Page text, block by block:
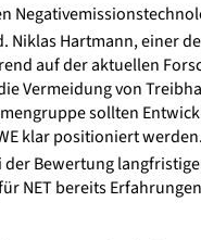
Hartmann, einer
auf der aktuellen
Vermeidung von
sollten
klar positioniert
Bewertung
NET bereits